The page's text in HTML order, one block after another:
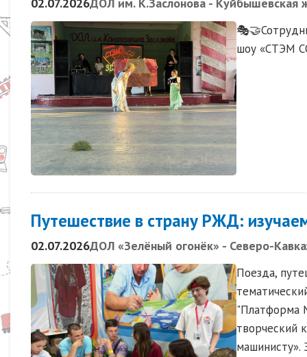
02.07.2026ДОЛ им. К.Заслонова - Куйбышевская
шоу «СТЭМ
Путешествие в страну РЖД:
02.07.2026ДОЛ «Зелёный огонёк» - Северо-
Поезда,
"Платформа
творческий
машинисту».